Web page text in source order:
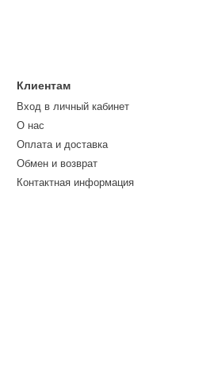
Клиентам
Вход в личный кабинет
О нас
Оплата и доставка
Обмен и возврат
Контактная информация